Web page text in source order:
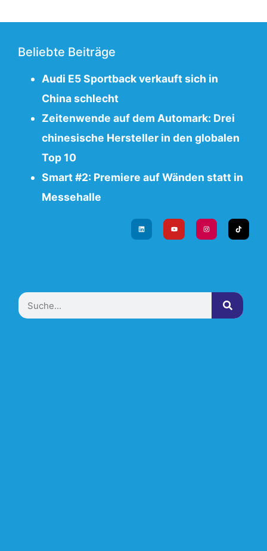
Beliebte Beiträge
Audi E5 Sportback verkauft sich in
China schlecht
Zeitenwende auf dem Automark: Drei
chinesische Hersteller in den globalen
Top 10
Smart #2: Premiere auf Wänden statt in
Messehalle